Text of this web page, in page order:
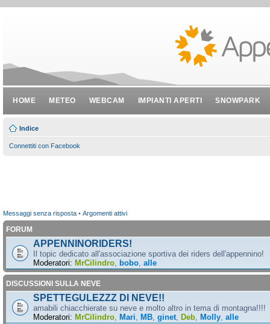
HOME METEO WEBCAM IMPIANTI APERTI SNOWPARK
Indice
Connettiti con Facebook
Messaggi senza risposta • Argomenti attivi
FORUM
APPENNINORIDERS!
Il topic dedicato all'associazione sportiva dei riders dell'appennino!
Moderatori: MrCilindro bobo alle
DISCUSSIONI SULLA NEVE
SPETTEGULEZZZ DI NEVE!!
amabili chiacchierate su neve e molto altro in tema di montagna!!!!
Moderatori: MrCilindro Mari MB ginet Deb Molly alle